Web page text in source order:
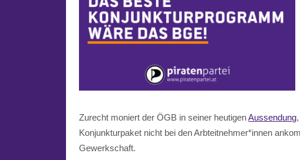
Zurecht moniert der ÖGB in seiner heutigenAussendung
Konjunkturpaket nicht bei den Arbteitnehmer*innen
Gewerkschaft.